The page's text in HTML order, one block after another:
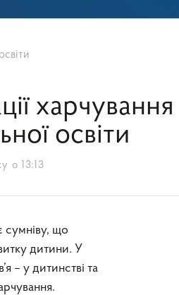
харчування
освіти
о 13:13
дитини. У
– у дитинстві та